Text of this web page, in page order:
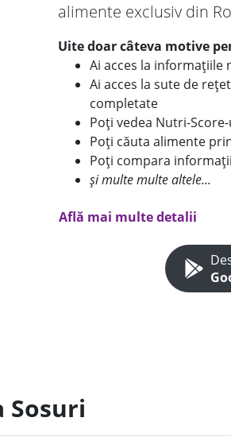
alimente exclusiv din
Uite doar câteva motive
Ai acces la informațiile
Ai acces la sute de
completate
Poți vedea Nutri-
Poți căuta alimente
Poți compara
și multe multe altele...
Află mai multe detalii